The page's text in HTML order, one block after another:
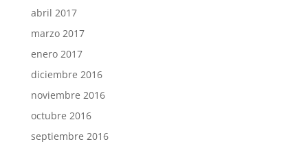
abril 2017
marzo 2017
enero 2017
diciembre 2016
noviembre 2016
octubre 2016
septiembre 2016